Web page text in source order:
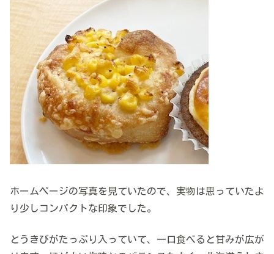
ホームページの写真を見ていたので、実物は思っていたよ
り少しコンパクトな印象でした。
とうきびがたっぷり入っていて、一口食べると甘みが広が